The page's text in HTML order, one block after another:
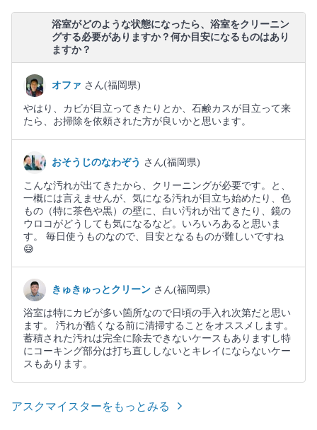
浴室がどのような状態になったら、浴室をクリーニン
グする必要がありますか？何か目安になるものはあり
ますか？
オファ さん(福岡県)
やはり、カビが目立ってきたりとか、石鹸カスが目立って来
たら、お掃除を依頼された方が良いかと思います。
おそうじのなわぞう さん(福岡県)
こんな汚れが出てきたから、クリーニングが必要です。と、
一概には言えませんが、気になる汚れが目立ち始めたり、色
もの（特に茶色や黒）の壁に、白い汚れが出てきたり、鏡の
ウロコがどうしても気になるなど。いろいろあると思いま
す。 毎日使うものなので、目安となるものが難しいですね
😅
きゅきゅっとクリーン さん(福岡県)
浴室は特にカビが多い箇所なので日頃の手入れ次第だと思い
ます。 汚れが酷くなる前に清掃することをオススメします。
蓄積された汚れは完全に除去できないケースもありますし特
にコーキング部分は打ち直ししないとキレイにならないケー
スもあります。
アスクマイスターをもっとみる